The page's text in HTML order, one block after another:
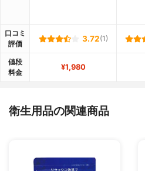
口コミ
評価
3.72(1)
値段
料金
¥1,980
衛生用品の関連商品